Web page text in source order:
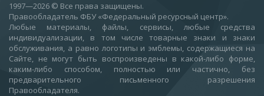
1997—2026 © Все права защищены.
Правообладатель ФБУ «Федеральный ресурсный центр».
Любые материалы, файлы, сервисы, любые средства
индивидуализации, в том числе товарные знаки и знаки
обслуживания, а равно логотипы и эмблемы, содержащиеся на
Сайте, не могут быть воспроизведены в какой-либо форме,
каким-либо способом, полностью или частично, без
предварительного письменного разрешения
Правообладателя.